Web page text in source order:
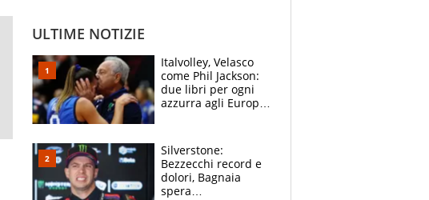
ULTIME NOTIZIE
Italvolley, Velasco
come Phil Jackson:
due libri per ogni
azzurra agli Europei.
Silverstone:
Bezzecchi record e
dolori, Bagnaia
spera